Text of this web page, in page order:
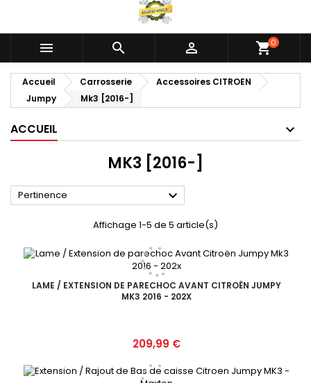
   shopping_cart0
Accueil Carrosserie
Accessoires CITROEN
Jumpy
Mk3 [2016-]
ACCUEIL
MK3 [2016-]
Pertinence 
Affichage 1-5 de 5 article(s)
LAME / EXTENSION DE PARECHOC AVANT CITROËN JUMPY
MK3 2016 - 202X
Prix
209,99 €